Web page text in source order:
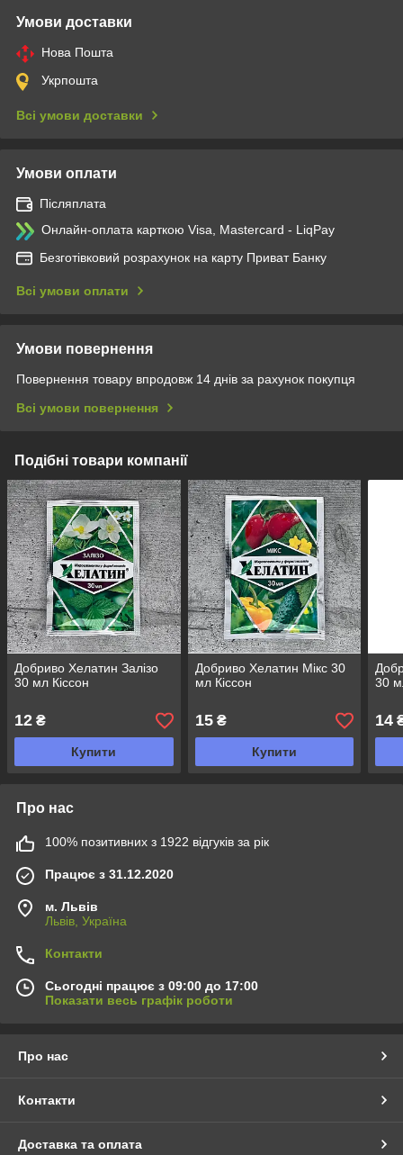
Умови доставки
Нова Пошта
Укрпошта
Всі умови доставки
Умови оплати
Післяплата
Онлайн-оплата карткою Visa, Mastercard - LiqPay
Безготівковий розрахунок на карту Приват Банку
Всі умови оплати
Умови повернення
Повернення товару впродовж 14 днів за рахунок покупця
Всі умови повернення
Подібні товари компанії
Добриво Хелатин Залізо
30 мл Кіссон
12 ₴
Купити
Добриво Хелатин Мікс 30
мл Кіссон
15₴
Купити
30
14
Про нас
100% позитивних з 1922 відгуків за рік
Працює з 31.12.2020
м. Львів
Львів, Україна
Контакти
Сьогодні працює з 09:00 до 17:00
Показати весь графік роботи
Про нас
Контакти
Доставка та оплата